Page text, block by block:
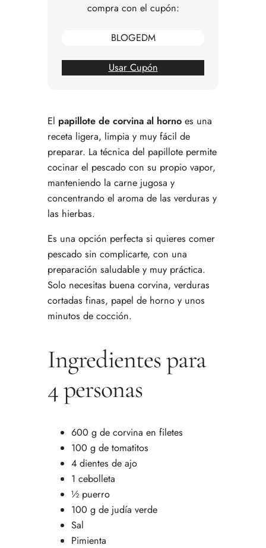
compra con el cupón:
BLOGEDM
Usar Cupón
El papillote de corvina al horno es una
receta ligera, limpia y muy fácil de
preparar. La técnica del papillote permite
cocinar el pescado con su propio vapor,
manteniendo la carne jugosa y
concentrando el aroma de las verduras y
las hierbas.
Es una opción perfecta si quieres comer
pescado sin complicarte, con una
preparación saludable y muy práctica.
Solo necesitas buena corvina, verduras
cortadas finas, papel de horno y unos
minutos de cocción.
Ingredientes para
4 personas
600 g de corvina en filetes
100 g de tomatitos
4 dientes de ajo
1 cebolleta
½ puerro
100 g de judía verde
Sal
Pimienta